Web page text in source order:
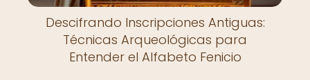
Descifrando Inscripciones Antiguas:
Técnicas Arqueológicas para
Entender el Alfabeto Fenicio